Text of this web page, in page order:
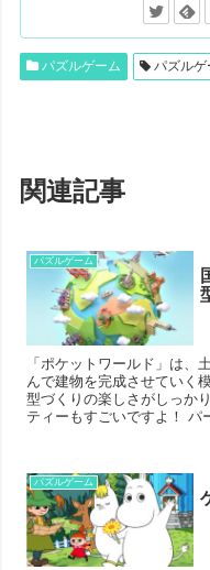
パズルゲーム パズルゲ
関連記事
パズルゲーム
「ポケットワールド」は、
んで建物を完成させていく
型づくりの楽しさがしっか
ティーもすごいですよ！ パ
パズルゲーム